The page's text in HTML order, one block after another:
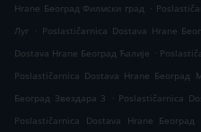
Hrane Београд Филмски град .
Луг . Poslastičarnica Dostava Hrane
Dostava Hrane Београд Ћалије .
Poslastičarnica Dostava Hrane Београд
Београд Звездара 3
. Poslastičarnica
Poslastičarnica Dostava Hrane